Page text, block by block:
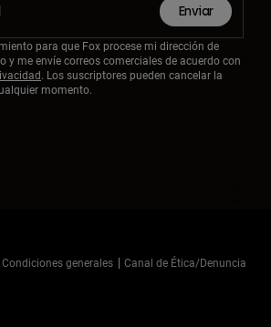
Enviar
para que Fox procese mi dirección de
y me envíe correos comerciales de acuerdo con
. Los suscriptores pueden cancelar la
momento.
Condiciones generales
Canal de Ética/Denuncia